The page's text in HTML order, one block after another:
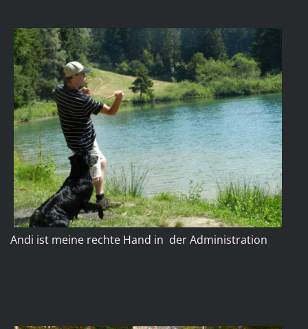
Andi ist meine rechte Hand in der Administration